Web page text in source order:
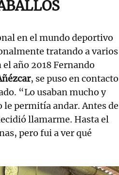
en el mundo deportivo
tratando a varios
año 2018 Fernando
, se puso en contacto
“Lo usaban mucho y
permitía andar. Antes de
llamarme. Hasta el
pero fui a ver qué